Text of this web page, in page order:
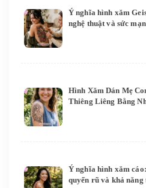
Ý nghĩa hình xăm
nghệ thuật và sức
Hình Xăm Dán Mẹ
Thiêng Liêng Bằng
Ý nghĩa hình xăm
quyến rũ và khả năng